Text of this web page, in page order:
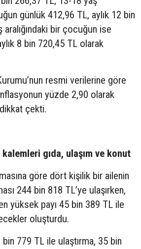
günlük 412,96 TL, aylık 12 bin
bir çocuğun ise
8 bin 720,45 TL olarak
resmi verilerine göre
yüzde 2,90 olarak
çekti.
gıda, ulaşım ve konut
göre dört kişilik bir ailenin
244 bin 818 TL’ye ulaşırken,
yüksek payı 45 bin 389 TL ile
oluşturdu.
bin 779 TL ile ulaştırma, 35 bin